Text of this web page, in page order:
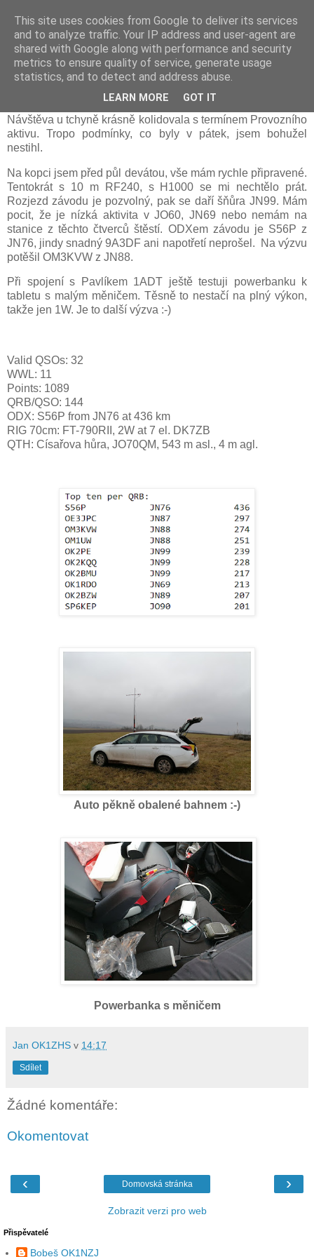
Prdec - Pardubice Hradec
Provozní aktiv 11/2021, OK1ZHS
Návštěva u tchyně krásně kolidovala s termínem Provozního
aktivu. Tropo podmínky, co byly v pátek, jsem bohužel
nestihl.
Na kopci jsem před půl devátou, vše mám rychle připravené.
Tentokrát s 10 m RF240, s H1000 se mi nechtělo prát.
Rozjezd závodu je pozvolný, pak se daří šňůra JN99. Mám
pocit, že je nízká aktivita v JO60, JN69 nebo nemám na
stanice z těchto čtverců štěstí. ODXem závodu je S56P z
JN76, jindy snadný 9A3DF ani napotřetí neprošel. Na výzvu
potěšil OM3KVW z JN88.
Při spojení s Pavlíkem 1ADT ještě testuji powerbanku k
tabletu s malým měničem. Těsně to nestačí na plný výkon,
takže jen 1W. Je to další výzva :-)
Valid QSOs: 32
WWL: 11
Points: 1089
QRB/QSO: 144
ODX: S56P from JN76 at 436 km
RIG 70cm: FT-790RII, 2W at 7 el. DK7ZB
QTH: Císařova hůra, JO70QM, 543 m asl., 4 m agl.
Auto pěkně obalené bahnem :-)
Powerbanka s měničem
Jan OK1ZHS v 14:17
Sdílet
Žádné komentáře:
Okomentovat
‹ ›
Domovská stránka
Zobrazit verzi pro web
Přispěvatelé
Bobeš OK1NZJ
This site uses cookies from Google to deliver its services
and to analyze traffic. Your IP address and user-agent are
shared with Google along with performance and security
metrics to ensure quality of service, generate usage
statistics, and to detect and address abuse.
LEARN MORE GOT IT